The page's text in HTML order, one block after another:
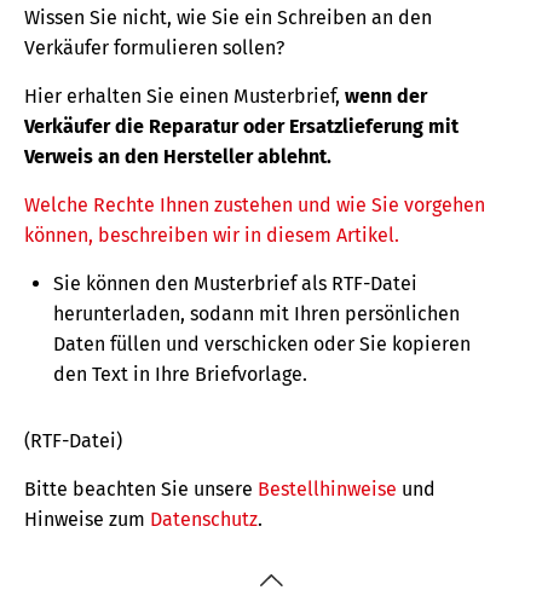
Wissen Sie nicht, wie Sie ein Schreiben an den
Verkäufer formulieren sollen?
Hier erhalten Sie einen Musterbrief, wenn der
Verkäufer die Reparatur oder Ersatzlieferung mit
Verweis an den Hersteller ablehnt.
Welche Rechte Ihnen zustehen und wie Sie vorgehen
können, beschreiben wir in diesem Artikel.
Sie können den Musterbrief als RTF-Datei
herunterladen, sodann mit Ihren persönlichen
Daten füllen und verschicken oder Sie kopieren
den Text in Ihre Briefvorlage.
(RTF-Datei)
Bitte beachten Sie unsere Bestellhinweise und
Hinweise zum Datenschutz.